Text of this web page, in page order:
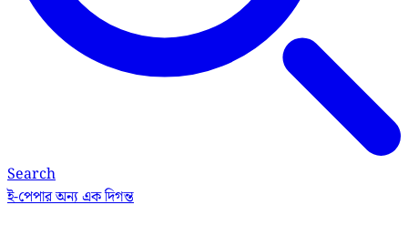
Search
ই-পেপারঅন্য এক দিগন্ত